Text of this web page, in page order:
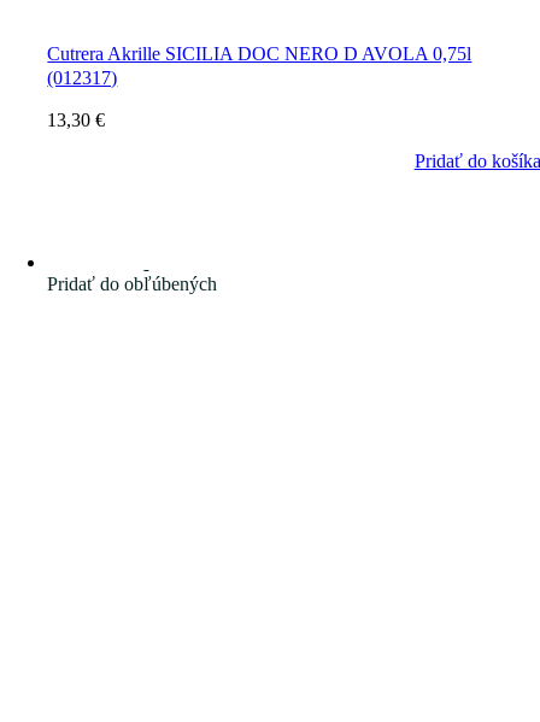
Cutrera Akrille SICILIA DOC NERO D AVOLA 0,75l
(012317)
13,30€
Pridať do košíka
Pridať do obľúbených